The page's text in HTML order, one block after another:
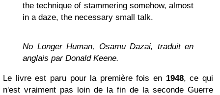
the technique of stammering somehow, almost
in a daze, the necessary small talk.
No Longer Human, Osamu Dazai, traduit en
anglais par Donald Keene.
Le livre est paru pour la première fois en 1948, ce qui
n'est vraiment pas loin de la fin de la seconde Guerre